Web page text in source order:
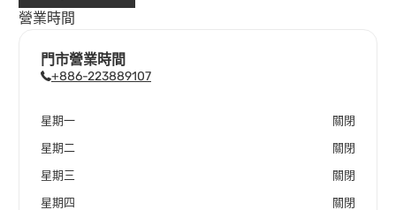
營業時間
門市營業時間
+886-223889107
星期一 關閉
星期二 關閉
星期三 關閉
星期四 關閉